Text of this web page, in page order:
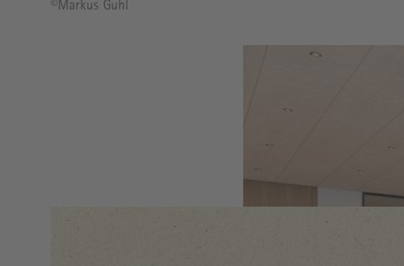
Bildrechte
©Markus Guhl